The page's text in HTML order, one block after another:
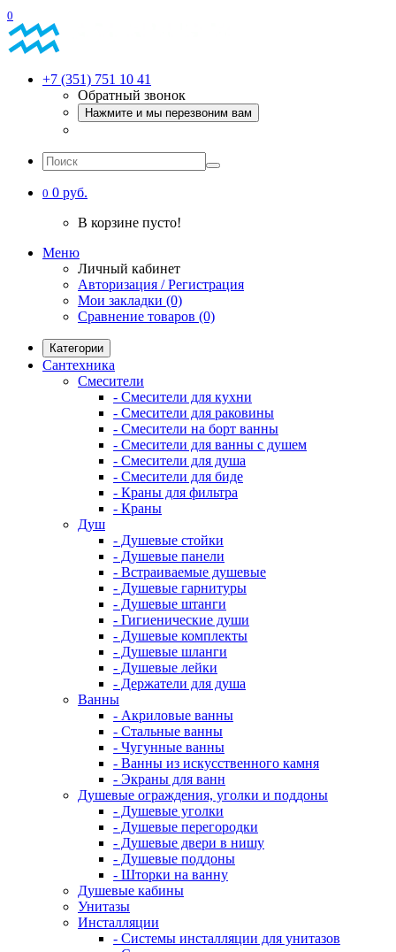
0
+7 (351) 751 10 41
Обратный звонок
Нажмите и мы перезвоним вам
0 0 руб.
В корзине пусто!
Меню
Личный кабинет
Авторизация / Регистрация
Мои закладки (0)
Сравнение товаров (0)
Категории
Сантехника
Смесители
- Смесители для кухни
- Смесители для раковины
- Смесители на борт ванны
- Смесители для ванны с душем
- Смесители для душа
- Смесители для биде
- Краны для фильтра
- Краны
Душ
- Душевые стойки
- Душевые панели
- Встраиваемые душевые
- Душевые гарнитуры
- Душевые штанги
- Гигиенические души
- Душевые комплекты
- Душевые шланги
- Душевые лейки
- Держатели для душа
Ванны
- Акриловые ванны
- Стальные ванны
- Чугунные ванны
- Ванны из искусственного камня
- Экраны для ванн
Душевые ограждения, уголки и поддоны
- Душевые уголки
- Душевые перегородки
- Душевые двери в нишу
- Душевые поддоны
- Шторки на ванну
Душевые кабины
Унитазы
Инсталляции
- Системы инсталляции для унитазов